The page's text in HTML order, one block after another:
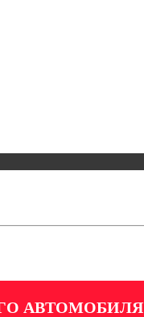
АВТОМОБИЛЯ